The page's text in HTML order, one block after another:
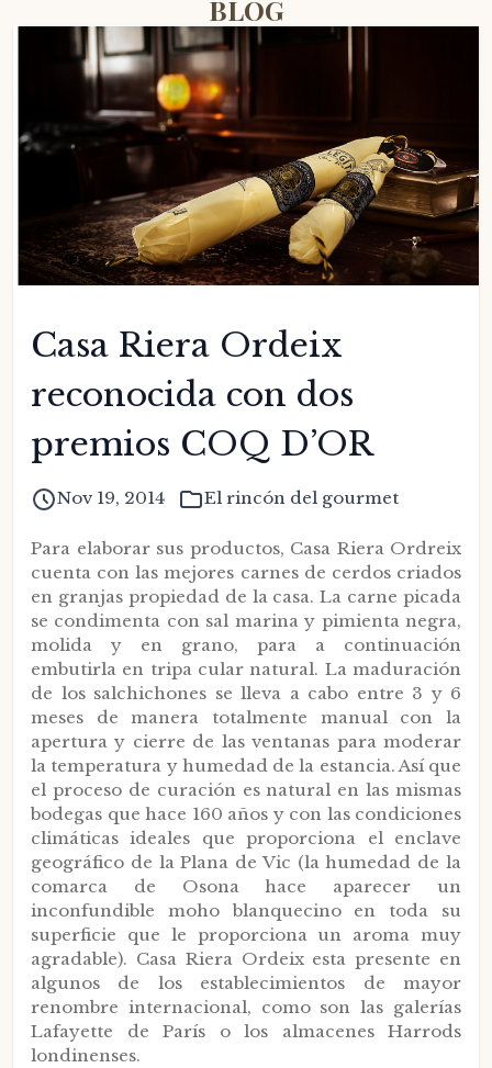
BLOG
Casa Riera Ordeix
reconocida con dos
premios COQ D’OR
Nov 19, 2014 El rincón del gourmet
Para elaborar sus productos, Casa Riera Ordreix
cuenta con las mejores carnes de cerdos criados
en granjas propiedad de la casa. La carne picada
se condimenta con sal marina y pimienta negra,
molida y en grano, para a continuación
embutirla en tripa cular natural. La maduración
de los salchichones se lleva a cabo entre 3 y 6
meses de manera totalmente manual con la
apertura y cierre de las ventanas para moderar
la temperatura y humedad de la estancia. Así que
el proceso de curación es natural en las mismas
bodegas que hace 160 años y con las condiciones
climáticas ideales que proporciona el enclave
geográfico de la Plana de Vic (la humedad de la
comarca de Osona hace aparecer un
inconfundible moho blanquecino en toda su
superficie que le proporciona un aroma muy
agradable). Casa Riera Ordeix esta presente en
algunos de los establecimientos de mayor
renombre internacional, como son las galerías
Lafayette de París o los almacenes Harrods
londinenses.